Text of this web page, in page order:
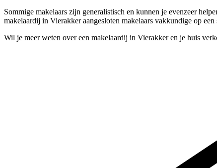
Sommige makelaars zijn generalistisch en kunnen je evenzeer
makelaardij in Vierakker aangesloten makelaars vakkundige op een
Wil je meer weten over een makelaardij in Vierakker en je huis